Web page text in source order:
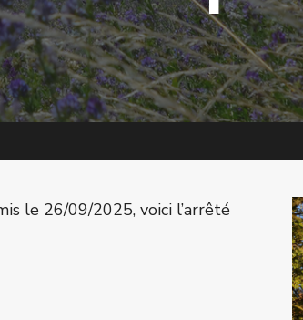
le 26/09/2025, voici l’arrêté